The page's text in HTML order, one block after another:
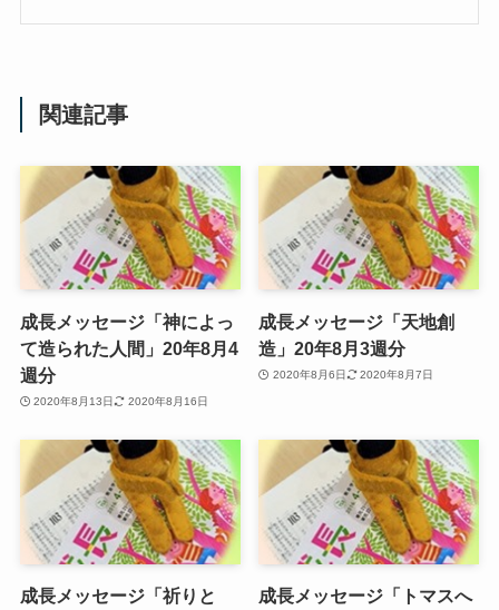
関連記事
成長メッセージ「神によっ
て造られた人間」20年8月4
週分
2020年8月13日 2020年8月16日
成長メッセージ「天地創
造」20年8月3週分
2020年8月6日 2020年8月7日
成長メッセージ「祈りと
成長メッセージ「トマスへ